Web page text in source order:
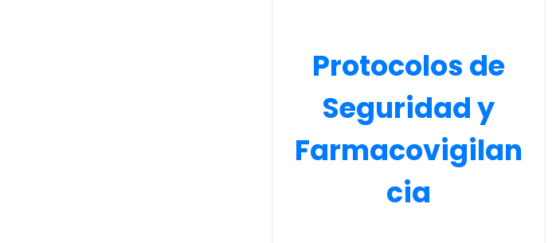
Protocolos de
Seguridad y
Farmacovigilan
cia